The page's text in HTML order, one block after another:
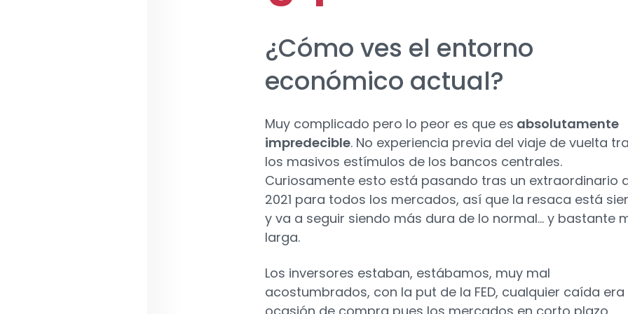
¿Cómo ves el entorno
económico actual?
Muy complicado pero lo peor es que es absolutamente
impredecible. No experiencia previa del viaje de vuelta
los masivos estímulos de los bancos centrales.
Curiosamente esto está pasando tras un extraordinario
2021 para todos los mercados, así que la resaca está
y va a seguir siendo más dura de lo normal… y bastante
larga.
Los inversores estaban, estábamos, muy mal
acostumbrados, con la put de la FED, cualquier caída era